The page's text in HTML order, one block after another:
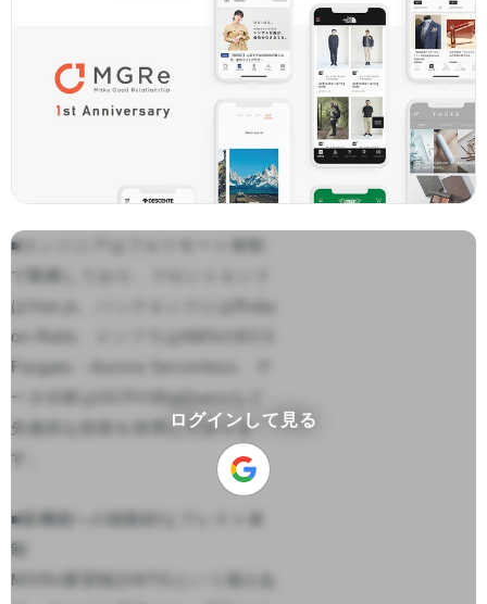
■エンジニアはフルリモート体制
で勤務しており、フロントエンド
はVue.js、バックエンドにはRuby
on Rails、インフラはAWSのECS
Fargate・Aurora Serverless、デ
ータ分析はGCPのBigQueryなど
先進的な技術を採用しておりま
す。
■新機能への能動的なブレスト体
制
MGRe要望検討MTGという場があ
ログインして見る